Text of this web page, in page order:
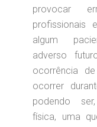
provocar
profissionais
algum
adverso
ocorrência
ocorrer
podendo
física, uma